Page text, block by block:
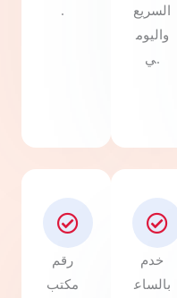
.
السريع
واليوم
ي.
رقم
مكتب
خدم
بالساع